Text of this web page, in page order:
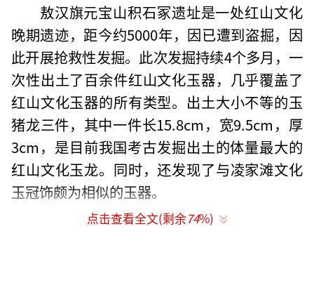
敖汉旗元宝山积石冢遗址是一处红山文化
晚期遗迹，距今约5000年，因已遭到盗掘，因
此开展抢救性发掘。此次发掘持续4个多月，一
次性出土了百余件红山文化玉器，几乎覆盖了
红山文化玉器的所有类型。出土大小不等的玉
猪龙三件，其中一件长15.8cm，宽9.5cm，厚
3cm，是目前我国考古发掘出土的体量最大的
红山文化玉龙。同时，还发现了与凌家滩文化
玉冠饰颇为相似的玉器。
点击查看全文(剩余74%)